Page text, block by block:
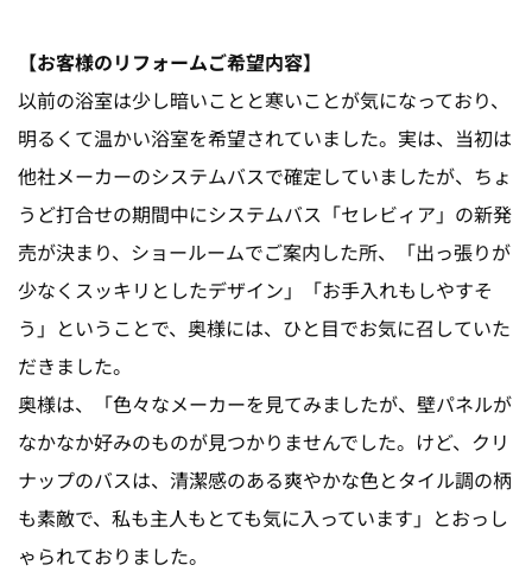
【お客様のリフォームご希望内容】
以前の浴室は少し暗いことと寒いことが気になっており、
明るくて温かい浴室を希望されていました。実は、当初は
他社メーカーのシステムバスで確定していましたが、ちょ
うど打合せの期間中にシステムバス「セレビィア」の新発
売が決まり、ショールームでご案内した所、「出っ張りが
少なくスッキリとしたデザイン」「お手入れもしやすそ
う」ということで、奥様には、ひと目でお気に召していた
だきました。
奥様は、「色々なメーカーを見てみましたが、壁パネルが
なかなか好みのものが見つかりませんでした。けど、クリ
ナップのバスは、清潔感のある爽やかな色とタイル調の柄
も素敵で、私も主人もとても気に入っています」とおっし
ゃられておりました。